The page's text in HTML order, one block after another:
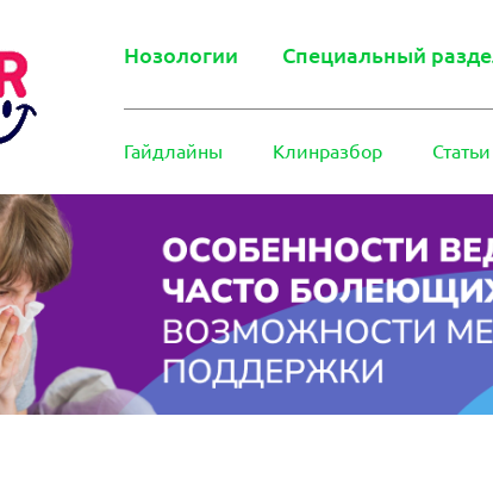
Нозологии Специальный
Гайдлайны Клинразбор Статьи